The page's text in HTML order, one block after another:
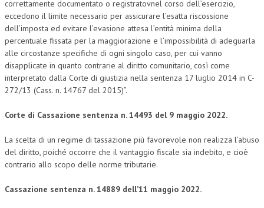
TRIBUTARIA
PENALE
NEWS
ARCHIVIO EVENTI (FINO AL 2022)
BOLLETTINO FINANZIAMENTI
TELEGRAM
correttamente documentato o registratovnel corso dell’esercizio,
eccedono il limite necessario per assicurare l’esatta riscossione
dell’imposta ed evitare l’evasione attesa l’entità minima della
percentuale fissata per la maggiorazione e l’impossibilità di adeguarla
alle circostanze specifiche di ogni singolo caso, per cui vanno
disapplicate in quanto contrarie al diritto comunitario, così come
interpretato dalla Corte di giustizia nella sentenza 17 luglio 2014 in C-
272/13 (Cass. n. 14767 del 2015)”.
Corte di Cassazione sentenza n. 14493 del 9 maggio 2022.
La scelta di un regime di tassazione più favorevole non realizza l’abuso
del diritto, poiché occorre che il vantaggio fiscale sia indebito, e cioè
contrario allo scopo delle norme tributarie.
Cassazione sentenza n. 14889 dell’11 maggio 2022.